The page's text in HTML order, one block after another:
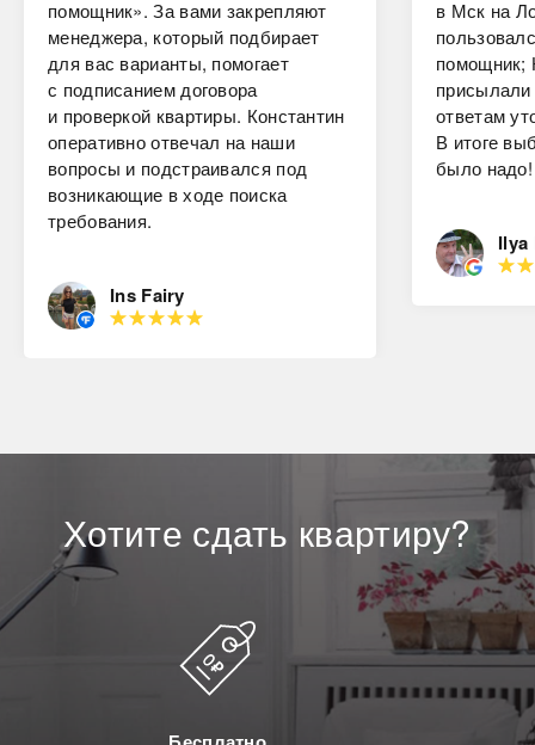
помощник». За вами закрепляют
менеджера, который подбирает
для вас варианты, помогает
с подписанием договора
и проверкой квартиры. Константин
оперативно отвечал на наши
вопросы и подстраивался под
возникающие в ходе поиска
требования.
Ins Fairy
в Мск на
помощник;
ответам
В итоге
было надо!
Ilya
Хотите сдать квартиру?